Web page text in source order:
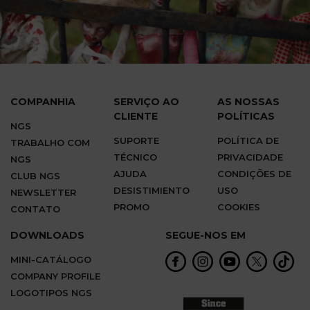
COMPANHIA
NGS
TRABALHO COM
NGS
CLUB NGS
NEWSLETTER
CONTATO
SERVIÇO AO
CLIENTE
SUPORTE
TÉCNICO
AJUDA
DESISTIMIENTO
PROMO
AS NOSSAS
POLÍTICAS
POLÍTICA DE
PRIVACIDADE
CONDIÇÕES DE
USO
COOKIES
DOWNLOADS
MINI-CATÁLOGO
COMPANY PROFILE
LOGOTIPOS NGS
SEGUE-NOS EM